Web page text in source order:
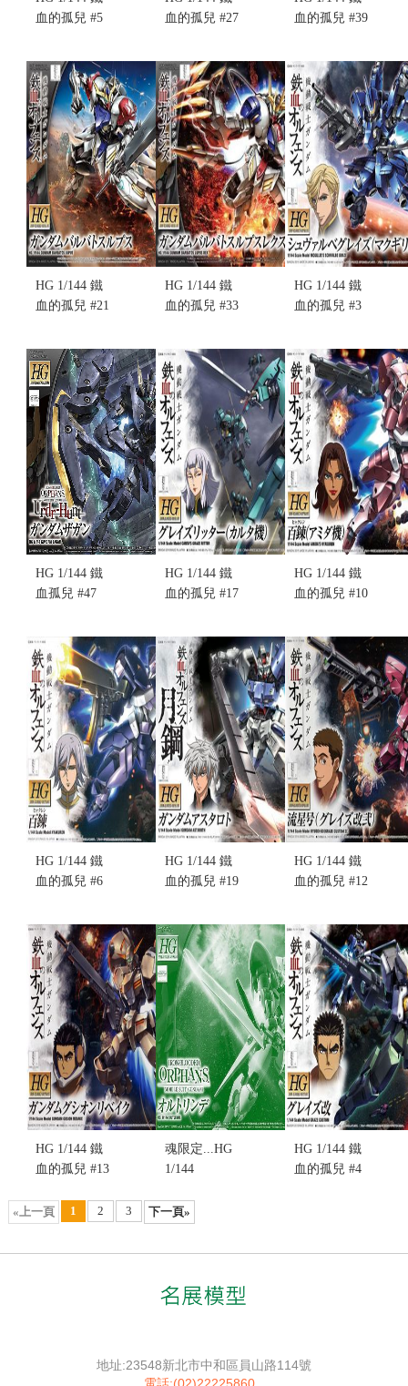
血的孤兒 #5
HYAKURI 百
里(不挑盒況)
售價:325
血的孤兒 #27
VIDAR 殘命
鋼彈(不挑盒
況)
售價:330
血的孤兒 #39
ASW-G-29
君魔鋼彈復
興型(不挑盒
況)(售完缺
貨...
售價:0
HG 1/144 鐵
血的孤兒 #21
BARBATOS
LUPUS 天狼
型獵魔鋼彈
(不挑盒況)
售價:300
HG 1/144 鐵
血的孤兒 #33
BARBATOS
LUPUS REX
天狼王型獵
魔鋼彈(不挑
盒況)(售完缺
貨...
售價:0
HG 1/144 鐵
血的孤兒 #3
茲 格雷茲 高
機動指揮官
機 (不挑盒
況)
售價:290
HG 1/144 鐵
血孤兒 #47
鋼彈 (不挑盒
況)
售價:650
HG 1/144 鐵
血的孤兒 #17
式格雷茲 凱
爾坦(不挑盒
況)
售價:325
HG 1/144 鐵
血的孤兒 #10
AMIDA'S
HYAKUREN
百鍊(阿蜜達
座機)(不挑盒
況)
售價:325
HG 1/144 鐵
血的孤兒 #6
HYAKUREN
百鍊(不挑盒
況)
售價:280
HG 1/144 鐵
血的孤兒 #19
阿斯塔洛 君
魔鋼彈 (不挑
盒況)
售價:290
HG 1/144 鐵
血的孤兒 #12
號(格雷茲改
2) (不挑盒
況)(售完缺
貨...
售價:0
HG 1/144 鐵
血的孤兒 #13
型 智魔鋼彈
魂限定...HG
1/144
奧特琳德 鐵
售價:700
HG 1/144 鐵
血的孤兒 #4
«上一頁 1 2 3 下一頁»
地址:23548新北市中和區員山路114號